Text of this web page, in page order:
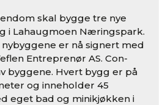
skal bygge tre nye
i Lahaugmoen Næringspark.
er nå signert med
Entreprenør AS. Con-
byggene. Hvert bygg er på
og inneholder 45
eget bad og minikjøkken i